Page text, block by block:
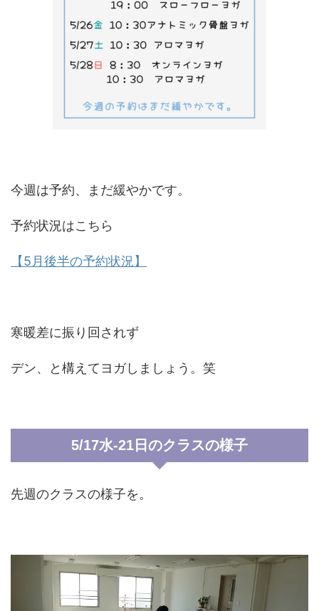
今週は予約、まだ緩やかです。
予約状況はこちら
【5月後半の予約状況】
寒暖差に振り回されず
デン、と構えてヨガしましょう。笑
5/17水-21日のクラスの様子
先週のクラスの様子を。